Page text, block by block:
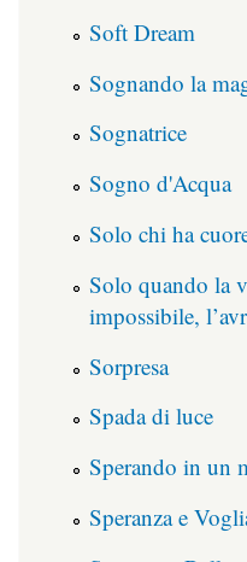
Soft Dream
Sognando la
Sognatrice
Sogno d'Acqua
Solo chi ha
Solo quando la
impossibile,
Sorpresa
Spada di luce
Sperando in un
Speranza e